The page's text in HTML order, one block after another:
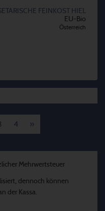
FEINKOST HIEL
EU-Bio
Österreich
4 »
Mehrwertsteuer
dennoch können
der Kassa.